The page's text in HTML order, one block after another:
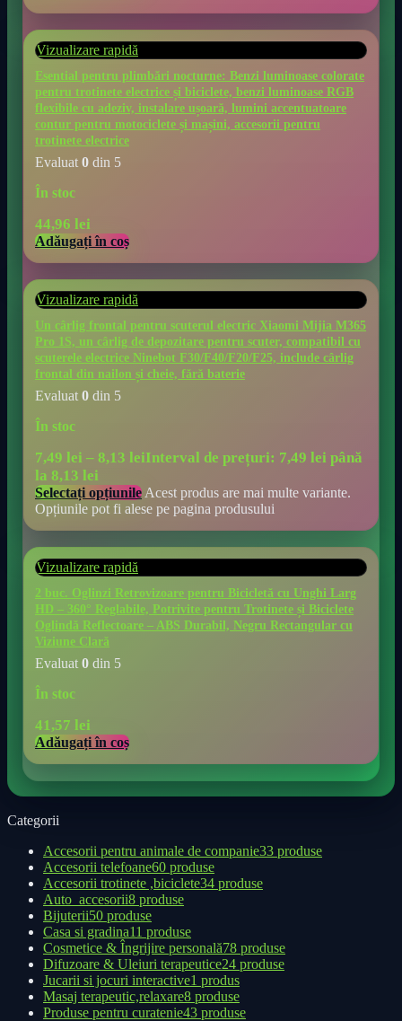
Vizualizare rapidă
Esential pentru plimbări nocturne: Benzi luminoase colorate
pentru trotinete electrice și biciclete, benzi luminoase RGB
flexibile cu adeziv, instalare ușoară, lumini accentuatoare
contur pentru motociclete și mașini, accesorii pentru
trotinete electrice
Evaluat 0 din 5
În stoc
44,96 lei
Adăugați în coș
Vizualizare rapidă
Un cârlig frontal pentru scuterul electric Xiaomi Mijia M365
Pro 1S, un cârlig de depozitare pentru scuter, compatibil cu
scuterele electrice Ninebot F30/F40/F20/F25, include cârlig
frontal din nailon și cheie, fără baterie
Evaluat 0 din 5
În stoc
7,49 lei – 8,13 leiInterval de prețuri: 7,49 lei până
la 8,13 lei
Selectați opțiunile Acest produs are mai multe variante.
Opțiunile pot fi alese pe pagina produsului
Vizualizare rapidă
2 buc. Oglinzi Retrovizoare pentru Bicicletă cu Unghi Larg
HD – 360° Reglabile, Potrivite pentru Trotinete și Biciclete
Oglindă Reflectoare – ABS Durabil, Negru Rectangular cu
Viziune Clară
Evaluat 0 din 5
În stoc
41,57 lei
Adăugați în coș
Categorii
Accesorii pentru animale de companie33 produse
Accesorii telefoane60 produse
Accesorii trotinete ,biciclete34 produse
Auto_accesorii8 produse
Bijuterii50 produse
Casa si gradina11 produse
Cosmetice & Îngrijire personală78 produse
Difuzoare & Uleiuri terapeutice24 produse
Jucarii si jocuri interactive1 produs
Masaj terapeutic,relaxare8 produse
Produse pentru curatenie43 produse